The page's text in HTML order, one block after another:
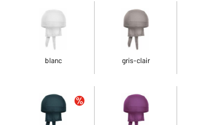
blanc gris-clair